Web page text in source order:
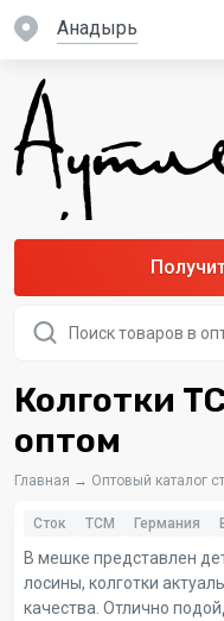
Анадырь
товаров
Колготки
оптом
Главная → Оптовый каталог
Сток TCM Германия
В мешке представлен
лосины, колготки
качества. Отлично